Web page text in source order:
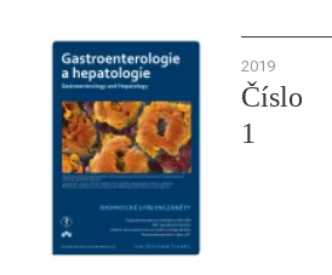
2019
Číslo
1